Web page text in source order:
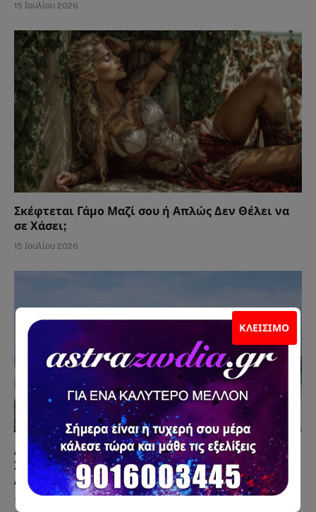
ΚΛΕΊΣΙΜΟ
15 Ιουλίου 2026
Σκέφτεται Γάμο Μαζί σου ή Απλώς Δεν Θέλει να
σε Χάσει;
15 Ιουλίου 2026
Δεν σου Στέλνει, αλλά σε Σκέφτεται Κάθε Μέρα; Η
Συμπεριφορά που Μπερδεύει Χιλιάδες
Ανθρώπους
12 Ιουλίου 2026